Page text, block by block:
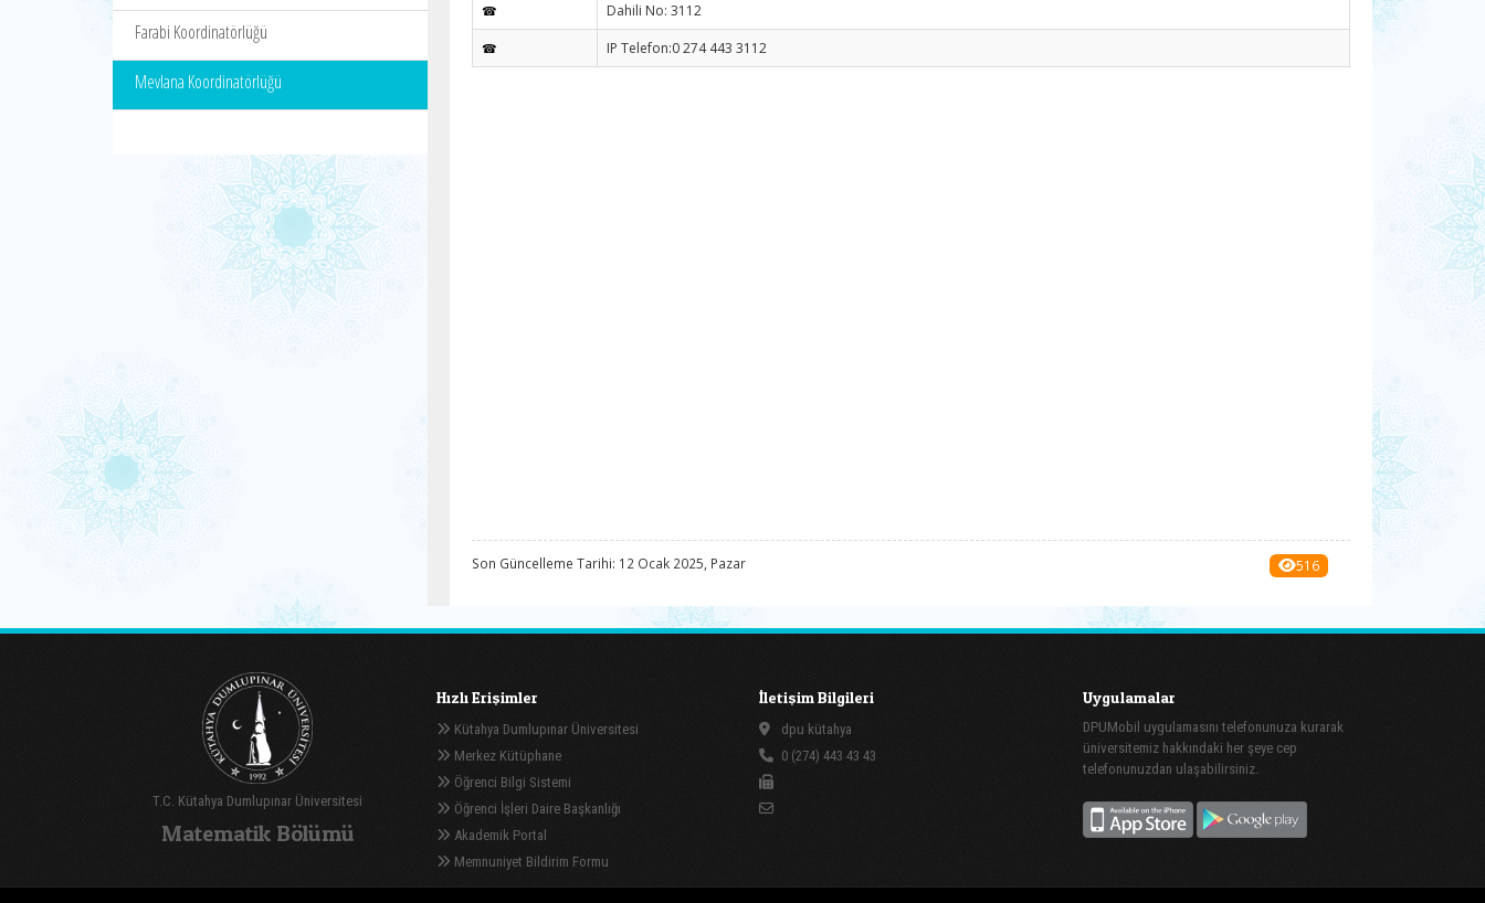
Farabi Koordinatörlüğü
Mevlana Koordinatörlüğü
☎ Dahili No: 3112
☎ IP Telefon:0 274 443 3112
Son Güncelleme Tarihi: 12 Ocak 2025, Pazar 516
T.C. Kütahya Dumlupınar Üniversitesi
Matematik Bölümü
Hızlı Erişimler
Kütahya Dumlupınar Üniversitesi
Merkez Kütüphane
Öğrenci Bilgi Sistemi
Öğrenci İşleri Daire Başkanlığı
Akademik Portal
Memnuniyet Bildirim Formu
İletişim Bilgileri
dpu kütahya
0 (274) 443 43 43
Uygulamalar
DPUMobil uygulamasını telefonunuza kurarak
üniversitemiz hakkındaki her şeye cep
telefonunuzdan ulaşabilirsiniz.